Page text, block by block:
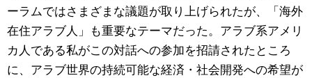
ーラムではさまざまな議題が取り上げられたが、「海外
在住アラブ人」も重要なテーマだった。アラブ系アメリ
カ人である私がこの対話への参加を招請されたところ
に、アラブ世界の持続可能な経済・社会開発への希望が